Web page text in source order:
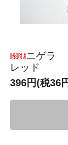
ニゲラ
レッド
396円(税36